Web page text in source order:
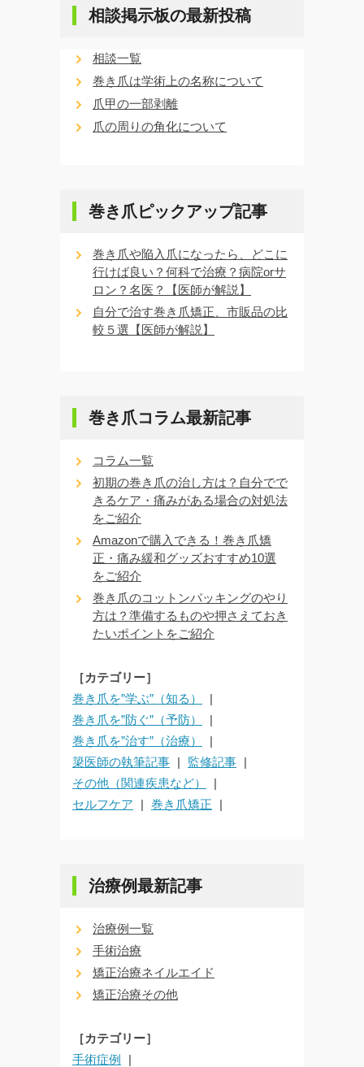
相談掲示板の最新投稿
相談一覧
巻き爪は学術上の名称について
爪甲の一部剥離
爪の周りの角化について
巻き爪ピックアップ記事
巻き爪や陥入爪になったら、どこに
行けば良い？何科で治療？病院orサ
ロン？名医？【医師が解説】
自分で治す巻き爪矯正、市販品の比
較５選【医師が解説】
巻き爪コラム最新記事
コラム一覧
初期の巻き爪の治し方は？自分でで
きるケア・痛みがある場合の対処法
をご紹介
Amazonで購入できる！巻き爪矯
正・痛み緩和グッズおすすめ10選
をご紹介
巻き爪のコットンパッキングのやり
方は？準備するものや押さえておき
たいポイントをご紹介
［カテゴリー］
巻き爪を”学ぶ”（知る）
巻き爪を”防ぐ”（予防）
巻き爪を”治す”（治療）
簗医師の執筆記事
監修記事
その他（関連疾患など）
セルフケア
巻き爪矯正
治療例最新記事
治療例一覧
手術治療
矯正治療ネイルエイド
矯正治療その他
［カテゴリー］
手術症例